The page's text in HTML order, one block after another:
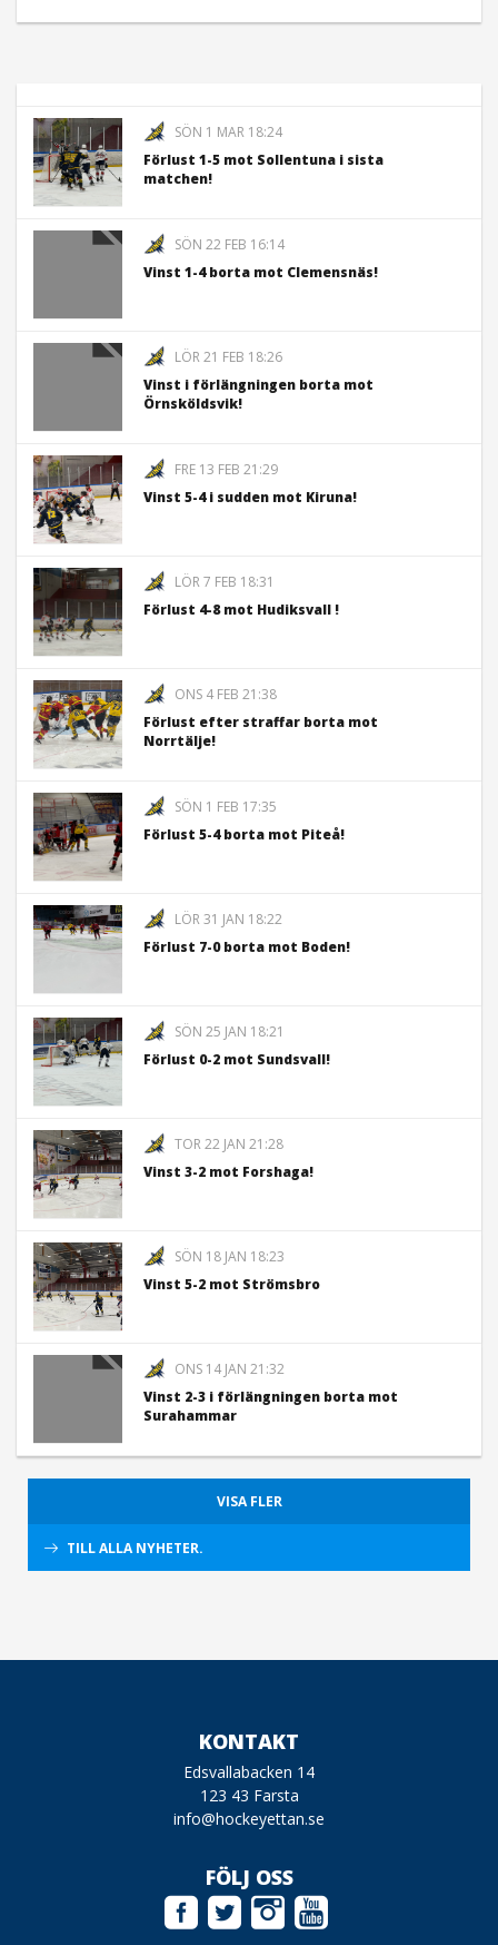
SÖN 1 MAR 18:24
Förlust 1-5 mot Sollentuna i sista
matchen!
SÖN 22 FEB 16:14
Vinst 1-4 borta mot Clemensnäs!
LÖR 21 FEB 18:26
Vinst i förlängningen borta mot
Örnsköldsvik!
FRE 13 FEB 21:29
Vinst 5-4 i sudden mot Kiruna!
LÖR 7 FEB 18:31
Förlust 4-8 mot Hudiksvall !
ONS 4 FEB 21:38
Förlust efter straffar borta mot
Norrtälje!
SÖN 1 FEB 17:35
Förlust 5-4 borta mot Piteå!
LÖR 31 JAN 18:22
Förlust 7-0 borta mot Boden!
SÖN 25 JAN 18:21
Förlust 0-2 mot Sundsvall!
TOR 22 JAN 21:28
Vinst 3-2 mot Forshaga!
SÖN 18 JAN 18:23
Vinst 5-2 mot Strömsbro
ONS 14 JAN 21:32
Vinst 2-3 i förlängningen borta mot
Surahammar
VISA FLER
TILL ALLA NYHETER.
KONTAKT
Edsvallabacken 14
123 43 Farsta
info@hockeyettan.se
FÖLJ OSS